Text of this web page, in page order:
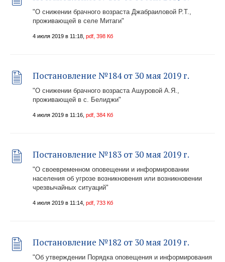
"О снижении брачного возраста Джабраиловой Р.Т.,
проживающей в селе Митаги"
4 июля 2019 в 11:18, pdf, 398 Кб
Постановление №184 от 30 мая 2019 г.
"О снижении брачного возраста Ашуровой А.Я.,
проживающей в с. Белиджи"
4 июля 2019 в 11:16, pdf, 384 Кб
Постановление №183 от 30 мая 2019 г.
"О своевременном оповещении и информировании
населения об угрозе возникновения или возникновении
чрезвычайных ситуаций"
4 июля 2019 в 11:14, pdf, 733 Кб
Постановление №182 от 30 мая 2019 г.
"Об утверждении Порядка оповещения и информирования